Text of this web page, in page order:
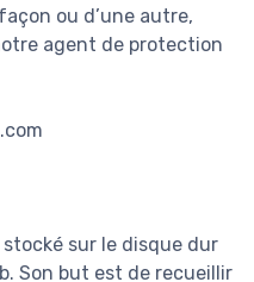
ou d’une autre,
agent de protection
sur le disque dur
Son but est de recueillir